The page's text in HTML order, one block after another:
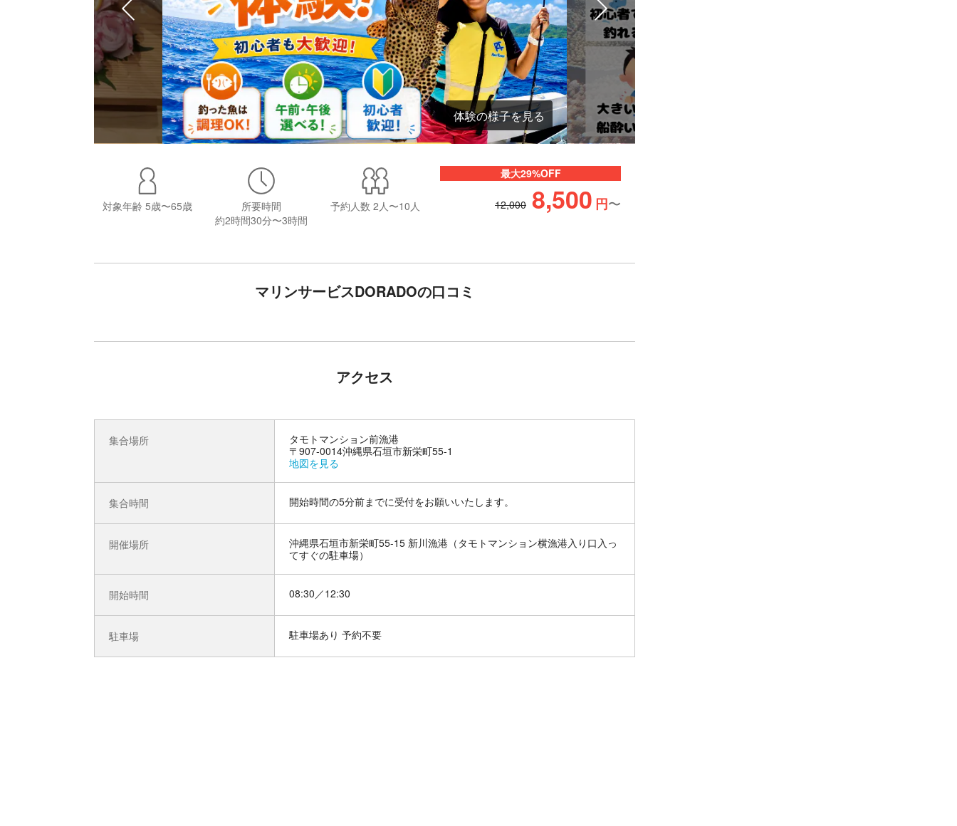
体験の様子を見る
対象年齢 5歳〜65歳
所要時間
約2時間30分〜3時間
予約人数 2人〜10人
最大29%OFF
12,000 8,500 円〜
マリンサービスDORADOの口コミ
アクセス
集合場所
タモトマンション前漁港
〒907-0014沖縄県石垣市新栄町55-1
地図を見る
集合時間 開始時間の5分前までに受付をお願いいたします。
開催場所
沖縄県石垣市新栄町55-15 新川漁港（タモトマンション横漁港入り口入っ
てすぐの駐車場）
開始時間 08:30／12:30
駐車場 駐車場あり 予約不要